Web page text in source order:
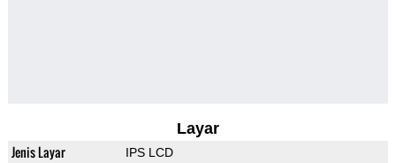
Layar
Jenis Layar IPS LCD